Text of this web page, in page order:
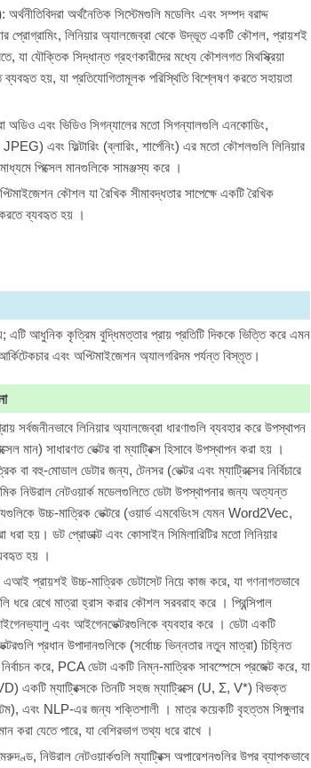
: অর্থনীতিবিদরা অর্থনৈতিক সিস্টেমগুলি মডেলিং এবং সম্পদ বরাদ্দ
প্রোগ্রামিং, লিনিয়ার অ্যালজেব্রা থেকে উদ্ভূত একটি কৌশল, প্রায়শই
যা যৌক্তিক সিদ্ধান্ত গ্রহণকারীদের মধ্যে কৌশলগত মিথস্ক্রিয়া
হয়, যা প্রতিযোগিতামূলক পরিস্থিতি বিশ্লেষণ করতে সহায়তা
অডিও এবং ভিডিও সিগন্যালের মতো সিগন্যালগুলি এনকোডিং,
এবং ফিল্টারিং (ব্লারিং, শার্পেনিং) এর মতো কৌশলগুলি লিনিয়ার
পিক্সেল মানগুলিকে সামঞ্জস্য করে ।
কৌশল যা রৈখিক সীমাবদ্ধতার সাপেক্ষে একটি রৈখিক
করতে ব্যবহৃত হয় ।
এটি আধুনিক কৃত্রিম বুদ্ধিমত্তার প্রায় প্রতিটি দিককে ভিত্তি করে এমন
এবং অপ্টিমাইজেশন অ্যালগরিদম পর্যন্ত বিস্তৃত।
সর্বজনীনভাবে লিনিয়ার অ্যালজেব্রা ধারণাগুলি ব্যবহার করে উপস্থাপন
মান) সাধারণত ভেক্টর বা ম্যাট্রিক্স হিসাবে উপস্থাপন করা হয় ।
বা বহু-মোডাল ডেটার জন্য, টেনসর (ভেক্টর এবং ম্যাট্রিক্সের নির্বিচারে
নিউরাল নেটওয়ার্ক মডেলগুলিতে ডেটা উপস্থাপনার জন্য অত্যন্ত
উচ্চ-মাত্রিক ভেক্টরে (ওয়ার্ড এমবেডিংস যেমন Word2Vec,
ধরা হয়। ডট প্রোডাক্ট এবং কোসাইন সিমিলারিটির মতো লিনিয়ার
হয় ।
এআই প্রায়শই উচ্চ-মাত্রিক ডেটাসেট নিয়ে কাজ করে, যা গণনাগতভাবে
ধরে রেখে মাত্রা হ্রাস করার কৌশল সরবরাহ করে । প্রিন্সিপাল
এবং আইগেনভেক্টরগুলিকে ব্যবহার করে । ডেটা একটি
প্রধান উপাদানগুলিকে (সর্বোচ্চ ভিন্নতার নতুন মাত্রা) চিহ্নিত
করে, PCA ডেটা একটি নিম্ন-মাত্রিক সাবস্পেসে প্রজেক্ট করে, যা
একটি ম্যাট্রিক্সকে তিনটি সহজ ম্যাট্রিক্সে (U, Σ, V*) বিভক্ত
এবং NLP-এর জন্য শক্তিশালী । মাত্র কয়েকটি বৃহত্তম সিঙ্গুলার
করা যেতে পারে, যা বেশিরভাগ তথ্য ধরে রাখে ।
নিউরাল নেটওয়ার্কগুলি ম্যাট্রিক্স অপারেশনগুলির উপর ব্যাপকভাবে